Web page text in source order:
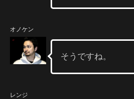
オノケン
そうですね。
レンジ